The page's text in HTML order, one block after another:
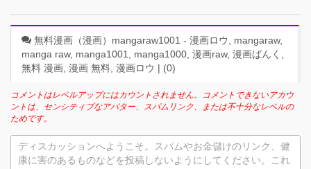
無料漫画（漫画）mangaraw1001 - 漫画ロウ, mangaraw,
manga raw, manga1001, manga1000, 漫画raw, 漫画ばんく,
無料 漫画, 漫画 無料, 漫画ロウ | (0)
コメントはレベルアップにはカウントされません。コメントできないアカウ
ントは、センシティブなアバター、スパムリンク、または不十分なレベルの
ためです。
ディスカッションへようこそ。スパムやお金儲けのリンク、健
康に害のあるものなどを投稿しないようにしてください。これ